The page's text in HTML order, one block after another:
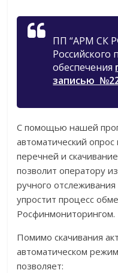
ПП “АРМ СК
Российского
обеспечения
записью
С помощью нашей
автоматический
перечней и
позволит оператору
ручного
упростит процесс
Росфинмониторингом.
Помимо скачивания
автоматическом
позволяет: